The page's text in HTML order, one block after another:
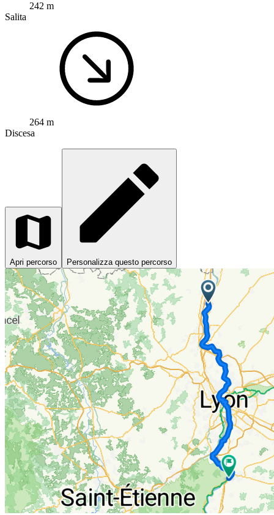
242 m
Salita
264 m
Discesa
Apri percorso Personalizza questo percorso